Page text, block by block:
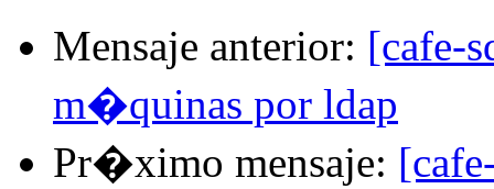
Mensaje anterior: [cafe-
m�quinas por ldap
Pr�ximo mensaje: